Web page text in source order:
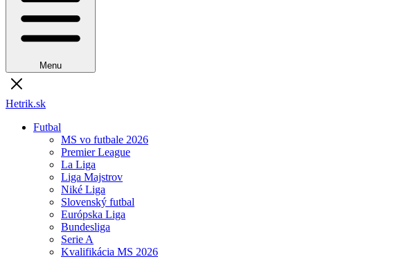
Menu
Hetrik.sk
Futbal
MS vo futbale 2026
Premier League
La Liga
Liga Majstrov
Niké Liga
Slovenský futbal
Európska Liga
Bundesliga
Serie A
Kvalifikácia MS 2026